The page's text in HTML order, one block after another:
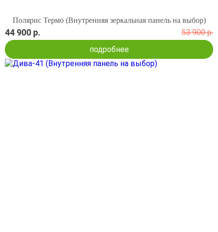
Полярис Термо (Внутренняя зеркальная панель на выбор)
44 900 р.
53 900 р.
подробнее